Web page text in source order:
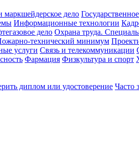
дело
Информационные технологии
дело Охрана труда.
технический минимум
услуги Связь и телекоммуникации
Фармация Физкультура и спорт
диплом или удостоверение Часто